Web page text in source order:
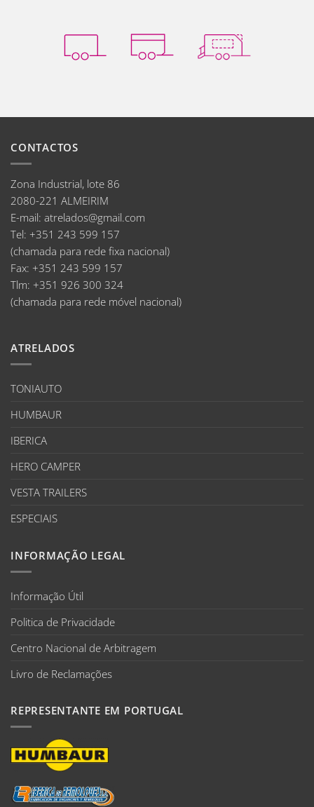
CONTACTOS
Zona Industrial, lote 86
2080-221 ALMEIRIM
E-mail: atrelados@gmail.com
Tel: +351 243 599 157
(chamada para rede fixa nacional)
Fax: +351 243 599 157
Tlm: +351 926 300 324
(chamada para rede móvel nacional)
ATRELADOS
TONIAUTO
HUMBAUR
IBERICA
HERO CAMPER
VESTA TRAILERS
ESPECIAIS
INFORMAÇÃO LEGAL
Informação Útil
Politica de Privacidade
Centro Nacional de Arbitragem
Livro de Reclamações
REPRESENTANTE EM PORTUGAL